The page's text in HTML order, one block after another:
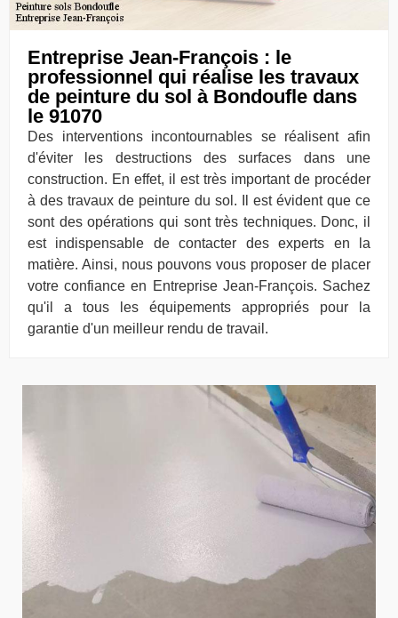
Entreprise Jean-François : le
professionnel qui réalise les travaux
de peinture du sol à Bondoufle dans
le 91070
Des interventions incontournables se réalisent afin
d'éviter les destructions des surfaces dans une
construction. En effet, il est très important de procéder
à des travaux de peinture du sol. Il est évident que ce
sont des opérations qui sont très techniques. Donc, il
est indispensable de contacter des experts en la
matière. Ainsi, nous pouvons vous proposer de placer
votre confiance en Entreprise Jean-François. Sachez
qu'il a tous les équipements appropriés pour la
garantie d'un meilleur rendu de travail.